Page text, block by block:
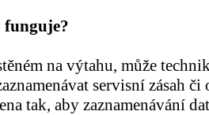
na výtahu, může
servisní zásah
tak, aby zaznamenávání